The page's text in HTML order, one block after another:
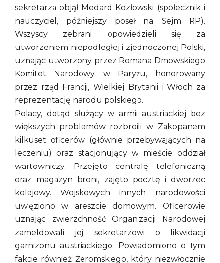
sekretarza objął Medard Kozłowski (społecznik i
nauczyciel, późniejszy poseł na Sejm RP).
Wszyscy zebrani opowiedzieli się za
utworzeniem niepodległej i zjednoczonej Polski,
uznając utworzony przez Romana Dmowskiego
Komitet Narodowy w Paryżu, honorowany
przez rząd Francji, Wielkiej Brytanii i Włoch za
reprezentację narodu polskiego.
Polacy, dotąd służący w armii austriackiej bez
większych problemów rozbroili w Zakopanem
kilkuset oficerów (głównie przebywających na
leczeniu) oraz stacjonujący w mieście oddział
wartowniczy. Przejęto centralę telefoniczną
oraz magazyn broni, zajęto pocztę i dworzec
kolejowy. Wojskowych innych narodowości
uwięziono w areszcie domowym. Oficerowie
uznając zwierzchność Organizacji Narodowej
zameldowali jej sekretarzowi o likwidacji
garnizonu austriackiego. Powiadomiono o tym
fakcie również Żeromskiego, który niezwłocznie